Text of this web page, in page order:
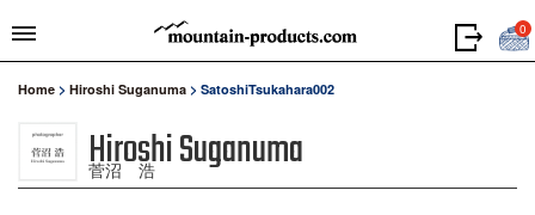
0
Home > Hiroshi Suganuma > SatoshiTsukahara002
Hiroshi Suganuma
菅沼 浩